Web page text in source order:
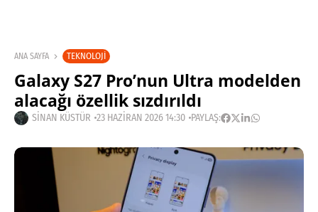
ANA SAYFA TEKNOLOJI
Galaxy S27 Pro’nun Ultra modelden
alacağı özellik sızdırıldı
SINAN KÜSTÜR 23 HAZIRAN 2026 14:30 PAYLAŞ: